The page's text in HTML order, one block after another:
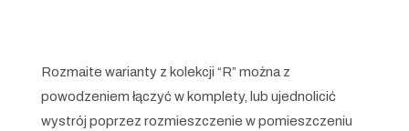
Rozmaite warianty z kolekcji “R” można z
powodzeniem łączyć w komplety, lub ujednolicić
wystrój poprzez rozmieszczenie w pomieszczeniu